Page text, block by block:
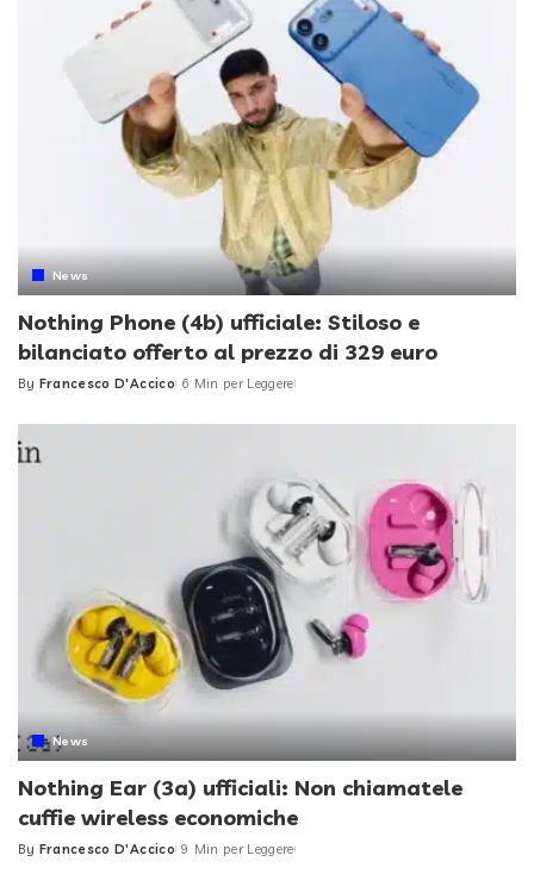
News
Nothing Phone (4b) ufficiale: Stiloso e
bilanciato offerto al prezzo di 329 euro
Posted
By Francesco D'Accico 6 Min per Leggere
News
Nothing Ear (3a) ufficiali: Non chiamatele
cuffie wireless economiche
Posted
By Francesco D'Accico 9 Min per Leggere